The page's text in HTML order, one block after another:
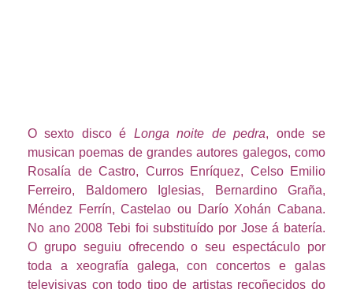
O sexto disco é Longa noite de pedra, onde se
musican poemas de grandes autores galegos, como
Rosalía de Castro, Curros Enríquez, Celso Emilio
Ferreiro, Baldomero Iglesias, Bernardino Graña,
Méndez Ferrín, Castelao ou Darío Xohán Cabana.
No ano 2008 Tebi foi substituído por Jose á batería.
O grupo seguiu ofrecendo o seu espectáculo por
toda a xeografía galega, con concertos e galas
televisivas con todo tipo de artistas recoñecidos do